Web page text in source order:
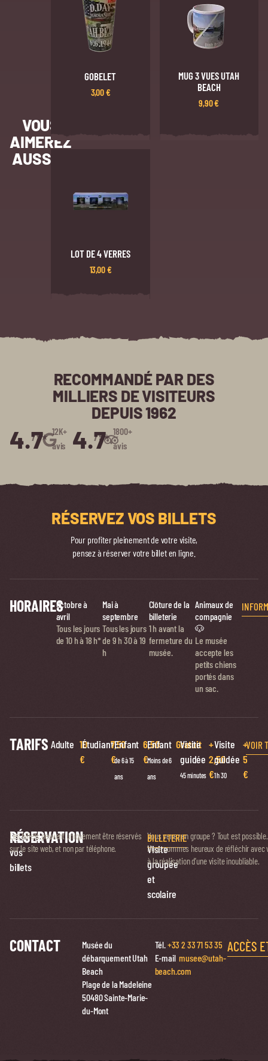
VOUS
AIMEREZ
AUSSI…
GOBELET
3,00€
MUG 3 VUES UTAH
BEACH
9,90€
LOT DE 4 VERRES
13,00€
RECOMMANDÉ PAR DES
MILLIERS DE VISITEURS
DEPUIS 1962
4.7
/5⭑ 12K+
avis
4.7
/5⭑ 1800+
avis
RÉSERVEZ VOS BILLETS
Pour profiter pleinement de votre visite,
pensez à réserver votre billet en ligne.
HORAIRESOctobre à
avril
Tous les jours
de 10 h à 18 h*
Mai à
septembre
Tous les jours
de 9 h 30 à 19
h
Clôture de la
billeterie
1 h avant la
fermeture du
musée.
Animaux de
compagnie
🐶
Le musée
accepte les
petits chiens
portés dans
un sac.
TARIFS Adulte 10
€
Étudiant7,50
€
Enfant
de 6 à 15
ans
6,50
€
Enfant
Moins de 6
ans
Gratuit
Visite
guidée
45 minutes
+
2,50
€
Visite
guidée
1 h 30
+
5
€
VOIR
RÉSERVATION
Réservez
vos
billets
Les billets peuvent uniquement être réservés
sur le site web, et non par téléphone.
BILLETERIE
Visite
groupée
et
scolaire
Vous venez en groupe ? Tout est possible.
Nous sommes heureux de réfléchir avec
à la réalisation d’une visite inoubliable.
CONTACT
Musée du
débarquement Utah
Beach
Plage de la Madeleine
50480 Sainte-Marie-
du-Mont
Tél. +33 2 33 71 53 35
E-mailmusee@utah-
beach.com
ACCÈS